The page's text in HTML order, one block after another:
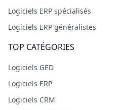
Logiciels ERP spécialisés
Logiciels ERP généralistes
TOP CATÉGORIES
Logiciels GED
Logiciels ERP
Logiciels CRM